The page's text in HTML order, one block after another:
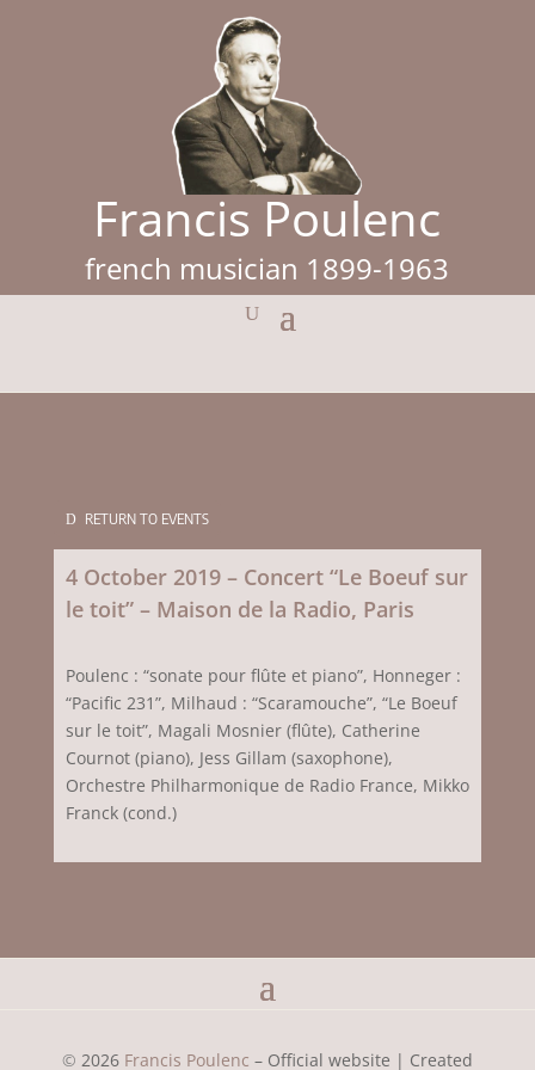
Francis Poulenc
french musician 1899-1963
RETURN TO EVENTS
4 October 2019 – Concert “Le Boeuf sur
le toit” – Maison de la Radio, Paris
Poulenc : “sonate pour flûte et piano”, Honneger :
“Pacific 231”, Milhaud : “Scaramouche”, “Le Boeuf
sur le toit”, Magali Mosnier (flûte), Catherine
Cournot (piano), Jess Gillam (saxophone),
Orchestre Philharmonique de Radio France, Mikko
Franck (cond.)
© 2026 Francis Poulenc – Official website | Created